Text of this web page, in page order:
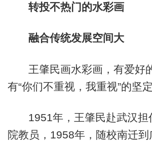
转投不热门的水彩画
融合传统发展空间大
王肇民画水彩画，有爱好
有“你们不重视，我重视”的坚定
1951年，王肇民赴武汉担
院教员，1958年，随校南迁到